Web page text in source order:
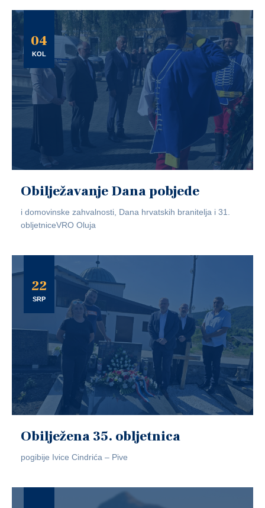
04
KOL
Obilježavanje Dana pobjede
i domovinske zahvalnosti, Dana hrvatskih branitelja i 31.
obljetniceVRO Oluja
22
SRP
Obilježena 35. obljetnica
pogibije Ivice Cindrića – Pive